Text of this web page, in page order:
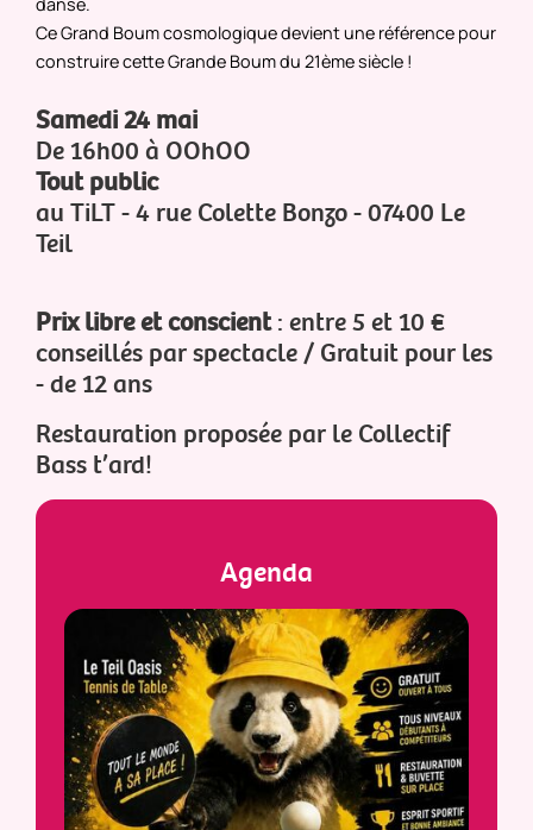
Ce Grand Boum cosmologique devient une référence pour
construire cette Grande Boum du 21ème siècle !
Samedi 24 mai
De 16h00 à OOhOO
Tout public
au TiLT - 4 rue Colette Bonzo - 07400 Le
Teil
Prix libre et conscient: entre 5 et 10 €
conseillés par spectacle / Gratuit pour les
- de 12 ans
Restauration proposée par le Collectif
Bass t’ard!
Agenda